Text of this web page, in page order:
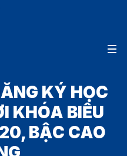
KÝ HỌC
KHÓA BIỂU
BẬC CAO